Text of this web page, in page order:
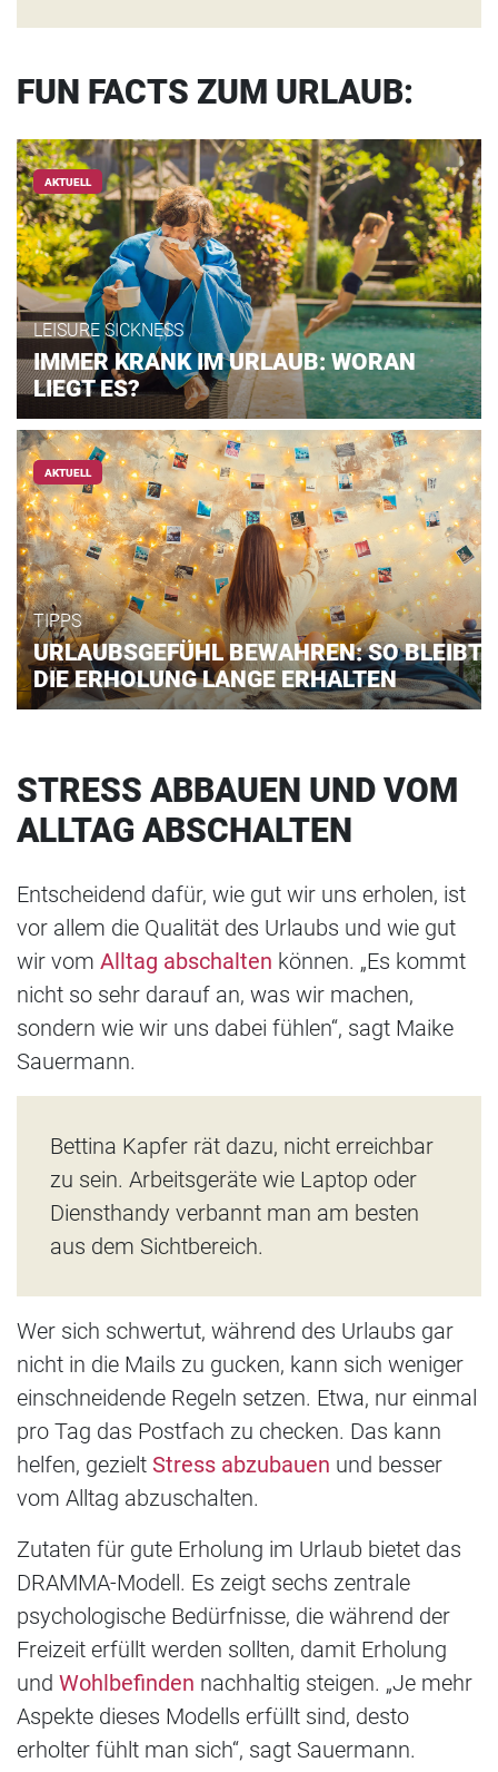
FUN FACTS ZUM URLAUB:
AKTUELL
LEISURE SICKNESS
IMMER KRANK IM URLAUB: WORAN
LIEGT ES?
AKTUELL
TIPPS
URLAUBSGEFÜHL BEWAHREN: SO BLEIBT
DIE ERHOLUNG LANGE ERHALTEN
STRESS ABBAUEN UND VOM
ALLTAG ABSCHALTEN
Entscheidend dafür, wie gut wir uns erholen, ist
vor allem die Qualität des Urlaubs und wie gut
wir vom Alltag abschalten können. „Es kommt
nicht so sehr darauf an, was wir machen,
sondern wie wir uns dabei fühlen“, sagt Maike
Sauermann.
Bettina Kapfer rät dazu, nicht erreichbar
zu sein. Arbeitsgeräte wie Laptop oder
Diensthandy verbannt man am besten
aus dem Sichtbereich.
Wer sich schwertut, während des Urlaubs gar
nicht in die Mails zu gucken, kann sich weniger
einschneidende Regeln setzen. Etwa, nur einmal
pro Tag das Postfach zu checken. Das kann
helfen, gezielt Stress abzubauen und besser
vom Alltag abzuschalten.
Zutaten für gute Erholung im Urlaub bietet das
DRAMMA-Modell. Es zeigt sechs zentrale
psychologische Bedürfnisse, die während der
Freizeit erfüllt werden sollten, damit Erholung
und Wohlbefinden nachhaltig steigen. „Je mehr
Aspekte dieses Modells erfüllt sind, desto
erholter fühlt man sich“, sagt Sauermann.